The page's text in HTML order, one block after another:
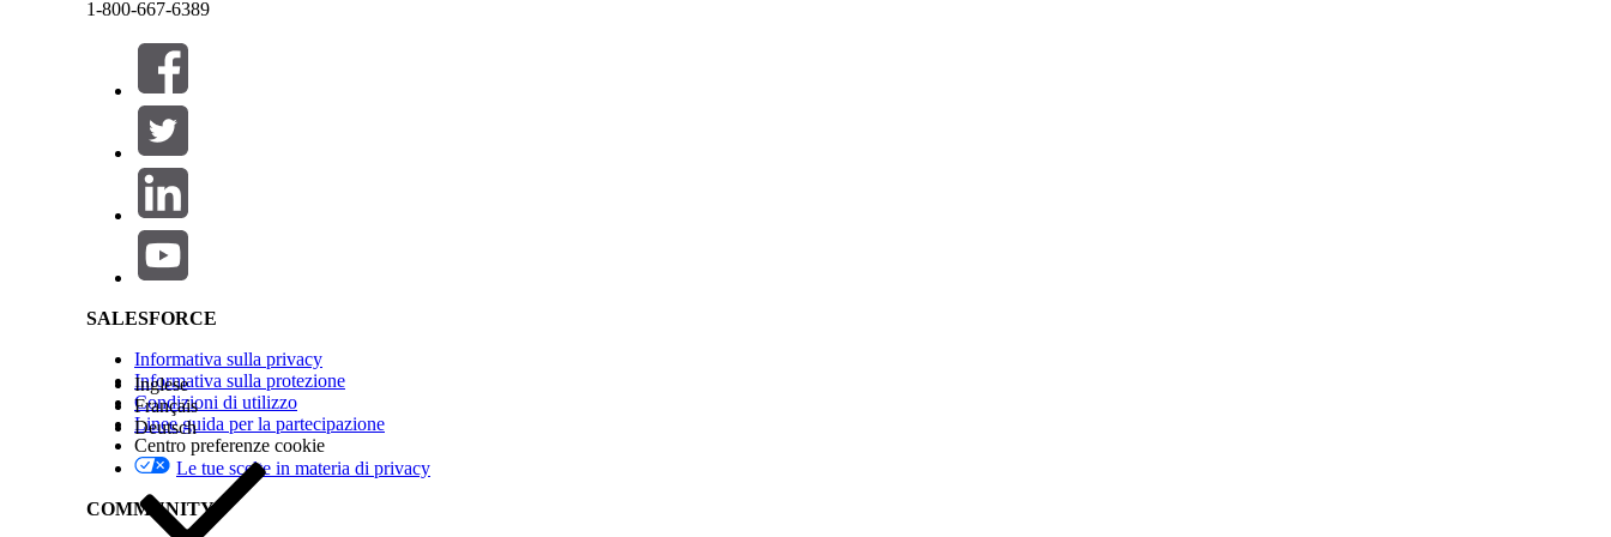
Fare clic su
I valori dei campi predefiniti dei record di output vengono visualizzati nella configurazione guidata della serie di dati.
Facci sapere, così possiamo migliorare!
1-800-667-6389
SALESFORCE
Informativa sulla privacy
Informativa sulla protezione
Condizioni di utilizzo
Linee guida per la partecipazione
Centro preferenze cookie
Le tue scelte in materia di privacy
COMMUNITY
Inglese
Français
Deutsch
Salesforce Help | Article